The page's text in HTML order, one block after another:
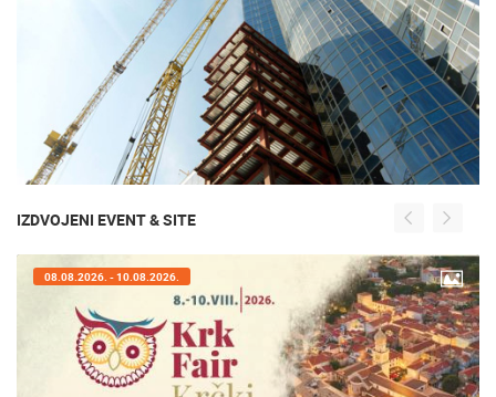
IZDVOJENI EVENT & SITE
07.08.2026. - 09.08.2026.